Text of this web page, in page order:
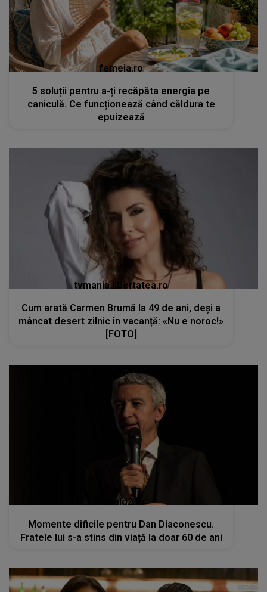
femeia.ro
5 soluții pentru a-ți recăpăta energia pe
caniculă. Ce funcționează când căldura te
epuizează
tvmania.libertatea.ro
Cum arată Carmen Brumă la 49 de ani, deși a
mâncat desert zilnic în vacanță: «Nu e noroc!»
[FOTO]
kanald2.ro
Momente dificile pentru Dan Diaconescu.
Fratele lui s-a stins din viață la doar 60 de ani